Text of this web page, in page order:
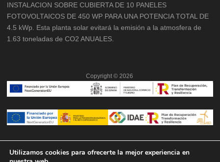
INSTALACION SOBRE CUBIERTA DE 10 PANELES
FOTOVOLTAICOS DE 450 WP PARA UNA POTENCIA TOTAL DE
4.5 kWp. Esta planta solar evitará la emisión a la atmosfera de
1.63 toneladas de CO2 ANUALES.
Copyright © 2026
Utilizamos cookies para ofrecerte la mejor experiencia en